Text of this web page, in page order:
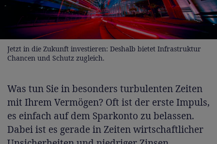
Jetzt in die Zukunft investieren: Deshalb bietet Infrastruktur
Chancen und Schutz zugleich.
Was tun Sie in besonders turbulenten Zeiten
mit Ihrem Vermögen? Oft ist der erste Impuls,
es einfach auf dem Sparkonto zu belassen.
Dabei ist es gerade in Zeiten wirtschaftlicher